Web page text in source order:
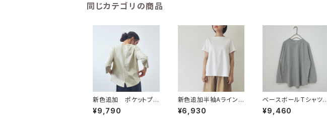
同じカテゴリの商品
新色追加 ポケットプル
オーバー【43163】
¥9,790
新色追加半袖Aラインプ
ルオーバー【43205】
¥6,930
ベースボールTシャツ
【43164】
¥9,460